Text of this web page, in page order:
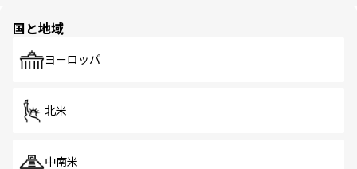
で、ホーカーズは地元の風情を楽しめる外せないスポット
国と地域
ヨーロッパ
北米
中南米